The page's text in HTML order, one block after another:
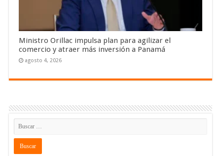
Ministro Orillac impulsa plan para agilizar el
comercio y atraer más inversión a Panamá
agosto 4, 2026